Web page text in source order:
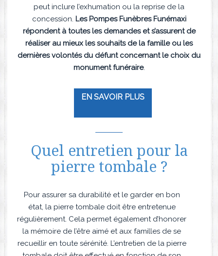
peut inclure l’exhumation ou la reprise de la
concession. Les Pompes Funèbres Funémaxi
répondent à toutes les demandes et s’assurent de
réaliser au mieux les souhaits de la famille ou les
dernières volontés du défunt concernant le choix du
monument funéraire.
EN SAVOIR PLUS
Quel entretien pour la
pierre tombale ?
Pour assurer sa durabilité et le garder en bon
état, la pierre tombale doit être entretenue
régulièrement. Cela permet également d’honorer
la mémoire de l’être aimé et aux familles de se
recueillir en toute sérénité. L’entretien de la pierre